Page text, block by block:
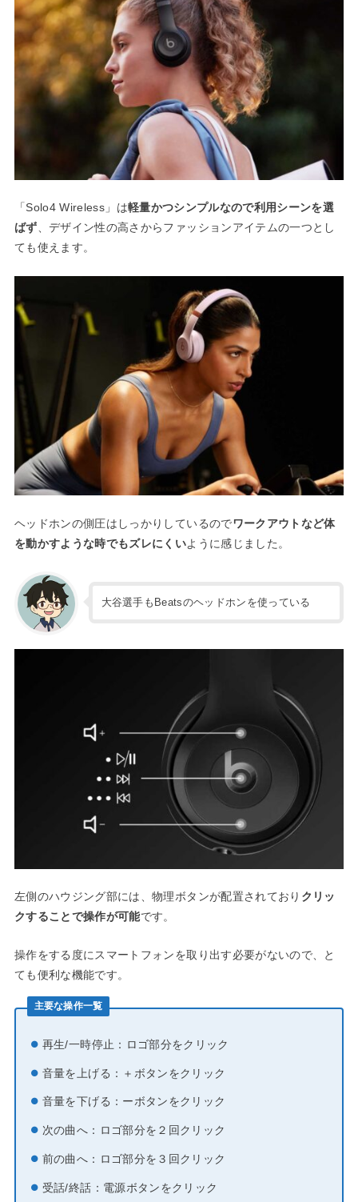
「Solo4 Wireless」は軽量かつシンプルなので利用シーンを選
ばず、デザイン性の高さからファッションアイテムの一つとし
ても使えます。
ヘッドホンの側圧はしっかりしているのでワークアウトなど体
を動かすような時でもズレにくいように感じました。
大谷選手もBeatsのヘッドホンを使っている
左側のハウジング部には、物理ボタンが配置されており クリッ
クすることで操作が可能です。
操作をする度にスマートフォンを取り出す必要がないので、と
ても便利な機能です。
主要な操作一覧
再生/一時停止：ロゴ部分をクリック
音量を上げる：＋ボタンをクリック
音量を下げる：ーボタンをクリック
次の曲へ：ロゴ部分を２回クリック
前の曲へ：ロゴ部分を３回クリック
受話/終話：電源ボタンをクリック